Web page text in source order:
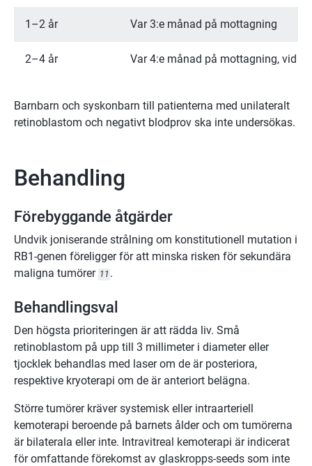
1–2 år Var 3:e månad på mottagning
2–4 år Var 4:e månad på mottagning, vid
Barnbarn och syskonbarn till patienterna med unilateralt
retinoblastom och negativt blodprov ska inte undersökas.
Behandling
Förebyggande åtgärder
Undvik joniserande strålning om konstitutionell mutation i
RB1-genen föreligger för att minska risken för sekundära
maligna tumörer 11 .
Behandlingsval
Den högsta prioriteringen är att rädda liv. Små
retinoblastom på upp till 3 millimeter i diameter eller
tjocklek behandlas med laser om de är posteriora,
respektive kryoterapi om de är anteriort belägna.
Större tumörer kräver systemisk eller intraarteriell
kemoterapi beroende på barnets ålder och om tumörerna
är bilaterala eller inte. Intravitreal kemoterapi är indicerat
för omfattande förekomst av glaskropps-seeds som inte